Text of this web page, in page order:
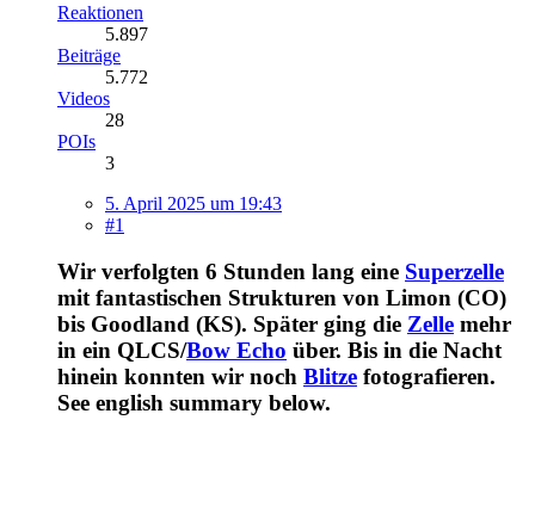
Reaktionen
5.897
Beiträge
5.772
Videos
28
POIs
3
5. April 2025 um 19:43
#1
Wir verfolgten 6 Stunden lang eine Superzelle
mit fantastischen Strukturen von Limon (CO)
bis Goodland (KS). Später ging die Zelle mehr
in ein QLCS/Bow Echo über. Bis in die Nacht
hinein konnten wir noch Blitze fotografieren.
See english summary below.